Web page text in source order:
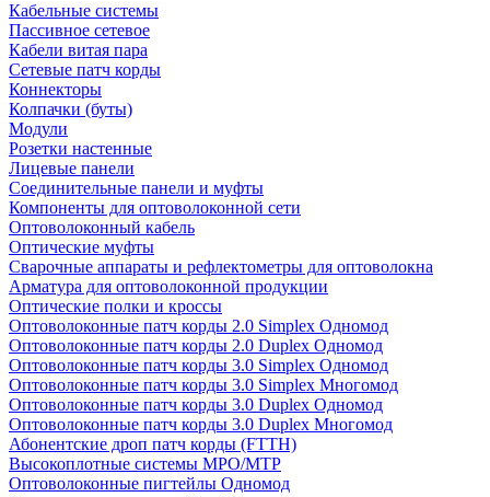
Кабельные системы
Пассивное сетевое
Кабели витая пара
Сетевые патч корды
Коннекторы
Колпачки (буты)
Модули
Розетки настенные
Лицевые панели
Соединительные панели и муфты
Компоненты для оптоволоконной сети
Оптоволоконный кабель
Оптические муфты
Сварочные аппараты и рефлектометры для оптоволокна
Арматура для оптоволоконной продукции
Оптические полки и кроссы
Оптоволоконные патч корды 2.0 Simplex Одномод
Оптоволоконные патч корды 2.0 Duplex Одномод
Оптоволоконные патч корды 3.0 Simplex Одномод
Оптоволоконные патч корды 3.0 Simplex Многомод
Оптоволоконные патч корды 3.0 Duplex Одномод
Оптоволоконные патч корды 3.0 Duplex Многомод
Абонентские дроп патч корды (FTTH)
Высокоплотные системы MPO/MTP
Оптоволоконные пигтейлы Одномод